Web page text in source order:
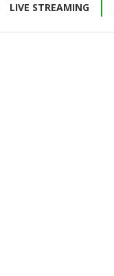
LIVE STREAMING